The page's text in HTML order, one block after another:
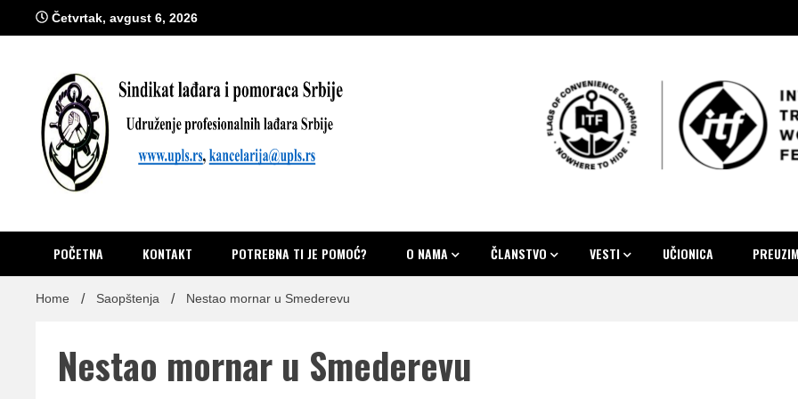
Četvrtak, avgust 6, 2026
Sindikat
POČETNA KONTAKT POTREBNA TI JE POMOĆ? O NAMA ČLANSTVO VESTI UČIONICA
Home Saopštenja Nestao mornar u Smederevu
Nestao mornar u Smederevu